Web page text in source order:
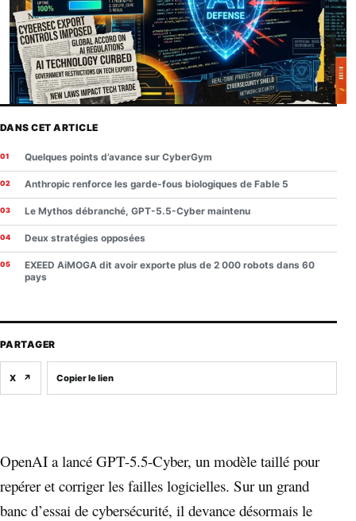
OpenAI a lancé GPT-5.5-Cyber, un modèle taillé pour
repérer et corriger les failles logicielles. Sur un grand
banc d’essai de cybersécurité, il devance désormais le
DANS CET ARTICLE
Quelques points d’avance sur CyberGym
Anthropic renforce les garde-fous biologiques de Fable 5
Le Mythos débranché, GPT-5.5-Cyber maintenu
Deux stratégies opposées
EXEED AiMOGA dit avoir exporte plus de 2 000 robots dans 60
pays
PARTAGER
X ↗ Copier le lien